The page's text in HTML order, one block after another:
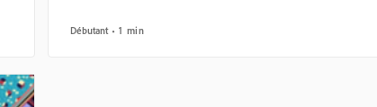
Débutant 1 min